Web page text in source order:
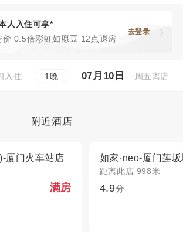
人入住可享*
价 0.5倍彩虹如愿豆 12点退房
去登录
入住 1晚 07月10日 周五离店
附近酒店
厦门火车站店
满房
如家·neo-厦门莲
距离此店 998米
4.9分